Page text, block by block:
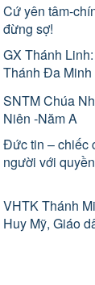
Cứ yên tâm-
đừng sợ!
GX Thánh
Thánh Đa Minh
SNTM Chúa
Niên -Năm A
Đức tin – chiếc
người với
VHTK Thánh
Huy Mỹ, Giáo